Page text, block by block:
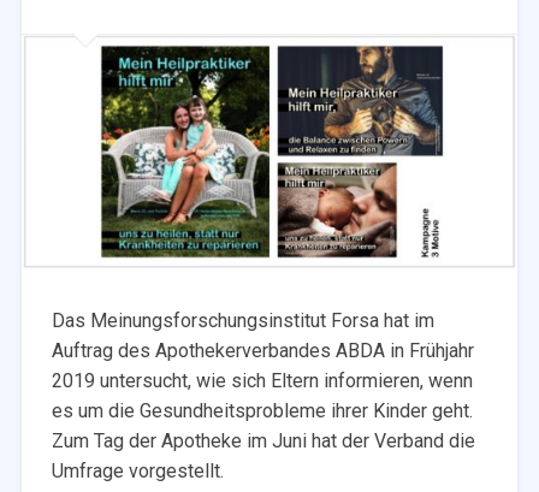
Das Meinungsforschungsinstitut Forsa hat im
Auftrag des Apothekerverbandes ABDA in Frühjahr
2019 untersucht, wie sich Eltern informieren, wenn
es um die Gesundheitsprobleme ihrer Kinder geht.
Zum Tag der Apotheke im Juni hat der Verband die
Umfrage vorgestellt.